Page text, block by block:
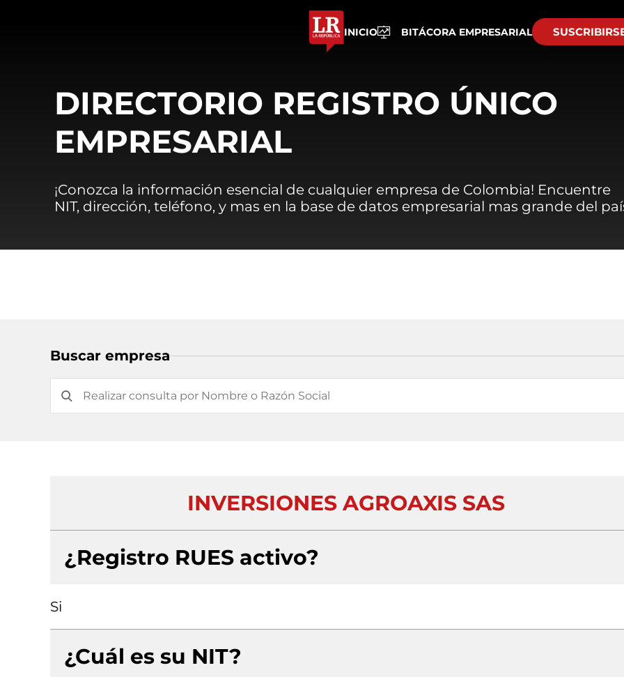
INICIO BITÁCORA EMPRESARIAL
DIRECTORIO REGISTRO ÚNICO
EMPRESARIAL
¡Conozca la información esencial de cualquier empresa de Colombia! Encuentre
NIT, dirección, teléfono, y mas en la base de datos empresarial mas grande del
Buscar empresa
INVERSIONES AGROAXIS SAS
¿Registro RUES activo?
Si
¿Cuál es su NIT?